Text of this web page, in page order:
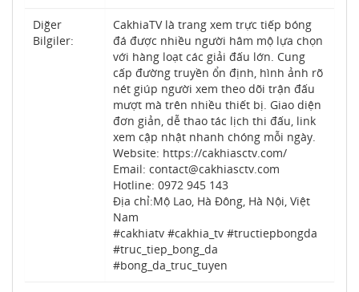
Diğer
Bilgiler:
CakhiaTV là trang xem trực tiếp bóng
đá được nhiều người hâm mộ lựa chọn
với hàng loạt các giải đấu lớn. Cung
cấp đường truyền ổn định, hình ảnh rõ
nét giúp người xem theo dõi trận đấu
mượt mà trên nhiều thiết bị. Giao diện
đơn giản, dễ thao tác lịch thi đấu, link
xem cập nhật nhanh chóng mỗi ngày.
Website: https://cakhiasctv.com/
Email: contact@cakhiasctv.com
Hotline: 0972 945 143
Địa chỉ:Mộ Lao, Hà Đông, Hà Nội, Việt
Nam
#cakhiatv #cakhia_tv #tructiepbongda
#truc_tiep_bong_da
#bong_da_truc_tuyen